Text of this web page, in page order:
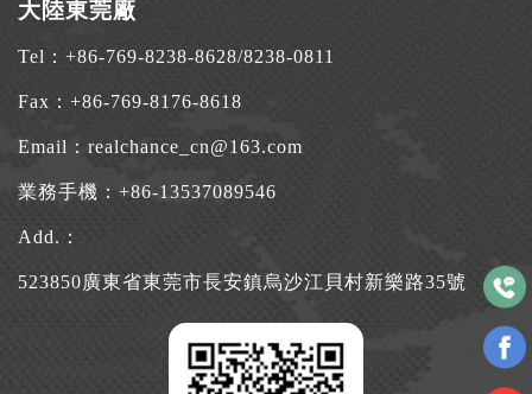
大陸東莞廠
Tel： +86-769-8238-8628/8238-0811
Fax：+86-769-8176-8618
Email： realchance_cn@163.com
業務手機： +86-13537089546
Add.：
523850廣東省東莞市長安鎮烏沙江貝村新樂路35號